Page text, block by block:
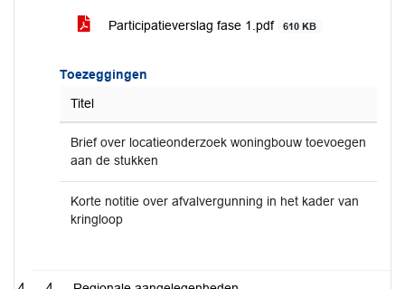
Participatieverslag fase 1.pdf 610 KB
Toezeggingen
Titel
Brief over locatieonderzoek woningbouw toevoegen
aan de stukken
Korte notitie over afvalvergunning in het kader van
kringloop